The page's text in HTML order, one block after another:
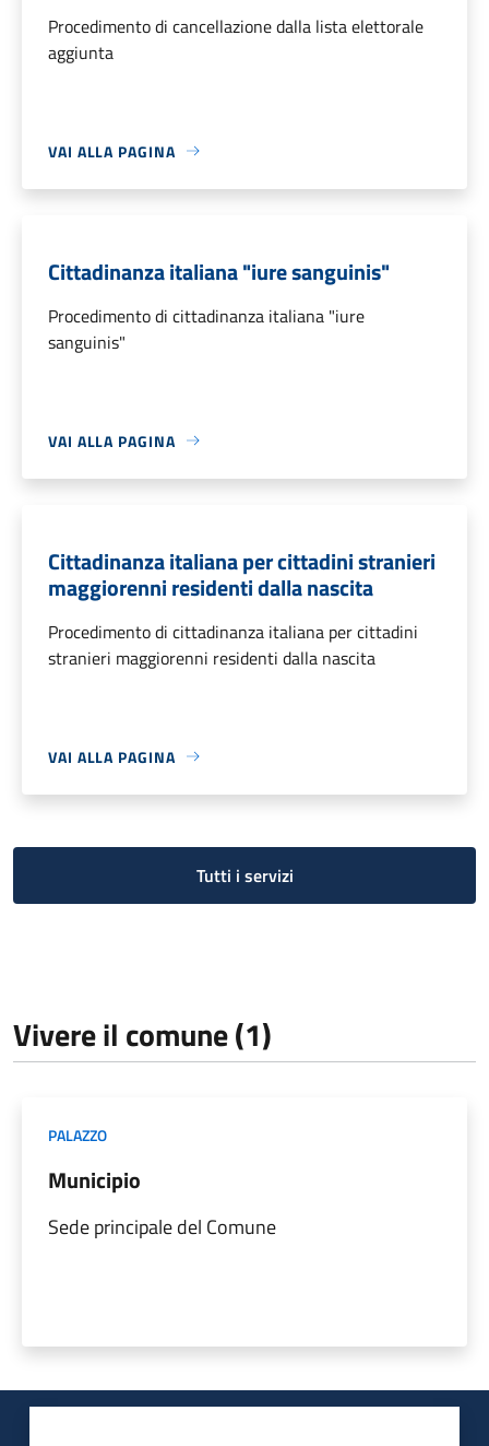
Procedimento di cancellazione dalla lista elettorale
aggiunta
VAI ALLA PAGINA
Cittadinanza italiana "iure sanguinis"
Procedimento di cittadinanza italiana "iure
sanguinis"
VAI ALLA PAGINA
Cittadinanza italiana per cittadini stranieri
maggiorenni residenti dalla nascita
Procedimento di cittadinanza italiana per cittadini
stranieri maggiorenni residenti dalla nascita
VAI ALLA PAGINA
Tutti i servizi
Vivere il comune (1)
PALAZZO
Municipio
Sede principale del Comune